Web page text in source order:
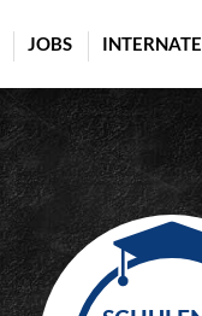
JOBS INTERNATE